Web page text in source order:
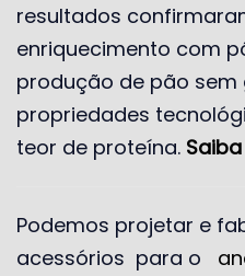
resultados
enriquecimento com
produção de pão sem
propriedades
teor de proteína.
Podemos projetar e
acessórios para o